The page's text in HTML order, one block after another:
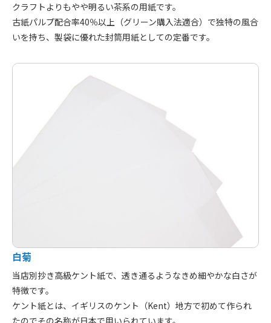
クラフトよりもやや明るい茶系の用紙です。
古紙パルプ配合率40％以上（グリーン購入法適合）で独特の風合
いを持ち、製袋に優れた封筒用紙としての定番です。
白菊
当店別抄き高級ケント紙で、透き通るようなきめ細やかな白さが
特徴です。
ケント紙とは、イギリスのケント（Kent）地方で初めて作られ
たのでその名称が日本で用いられています。